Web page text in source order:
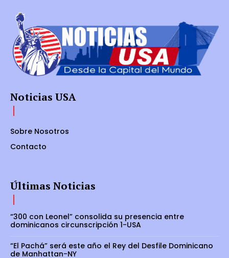
Noticias USA
Sobre Nosotros
Contacto
Últimas Noticias
“300 con Leonel” consolida su presencia entre
dominicanos circunscripción 1-USA
“El Pachá” será este año el Rey del Desfile Dominicano
de Manhattan-NY